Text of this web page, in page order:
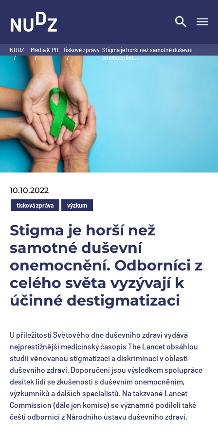
NUDZ
/
Média & PR
/
Tiskové zprávy
/
Stigma je horší než samotné duševní
onemocnění.…
10.10.2022
tisková zpráva výzkum
Stigma je horší než
samotné duševní
onemocnění. Odborníci z
celého světa vyzývají k
účinné destigmatizaci
U příležitosti Světového dne duševního zdraví vydává
nejprestižnější medicínský časopis The Lancet obsáhlou
studii věnovanou stigmatizaci a diskriminaci v oblasti
duševního zdraví. Doporučení jsou výsledkem spolupráce
desítek lidí se zkušeností s duševním onemocněním,
výzkumníků a dalších specialistů. Na takzvané Lancet
Commission (dále jen komise) se významně podíleli také
čeští odborníci z Národního ústavu duševního zdraví.